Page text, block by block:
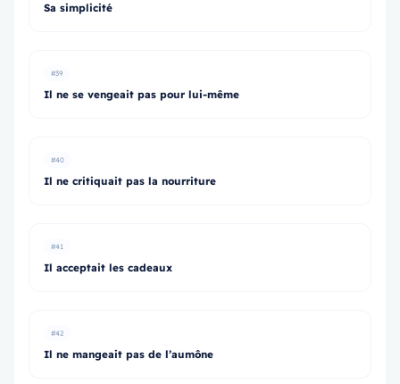
Sa simplicité
#39
Il ne se vengeait pas pour lui-même
#40
Il ne critiquait pas la nourriture
#41
Il acceptait les cadeaux
#42
Il ne mangeait pas de l’aumône